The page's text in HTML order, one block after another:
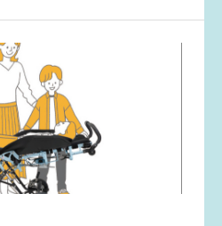
ションのアンダートレイを装
引機などの医療機器や短下肢